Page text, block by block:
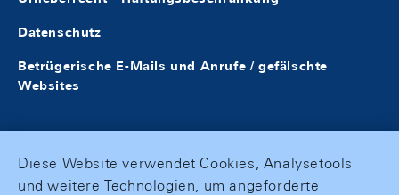
Datenschutz
Betrügerische E-Mails und Anrufe / gefälschte
Websites
Diese Website verwendet Cookies, Analysetools
und weitere Technologien, um angeforderte